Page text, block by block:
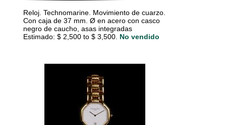
Reloj. Technomarine. Movimiento de cuarzo.
Con caja de 37 mm. Ø en acero con casco
negro de caucho, asas integradas
Estimado: $ 2,500 to $ 3,500. No vendido